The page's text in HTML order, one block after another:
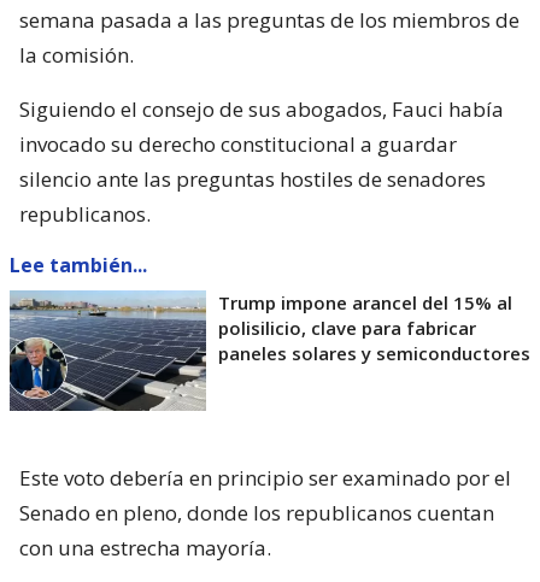
semana pasada a las preguntas de los miembros de
la comisión.
Siguiendo el consejo de sus abogados, Fauci había
invocado su derecho constitucional a guardar
silencio ante las preguntas hostiles de senadores
republicanos.
Lee también...
Trump impone arancel del 15% al
polisilicio, clave para fabricar
paneles solares y semiconductores
Este voto debería en principio ser examinado por el
Senado en pleno, donde los republicanos cuentan
con una estrecha mayoría.